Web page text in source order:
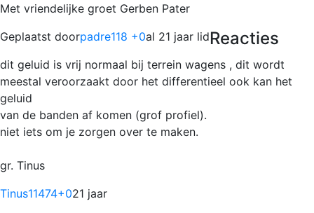
Met vriendelijke groet Gerben Pater
Geplaatst doorpadre118 +0al 21 jaar lidReacties
dit geluid is vrij normaal bij terrein wagens , dit wordt
meestal veroorzaakt door het differentieel ook kan het
geluid
van de banden af komen (grof profiel).
niet iets om je zorgen over te maken.
gr. Tinus
Tinus11474+021 jaar